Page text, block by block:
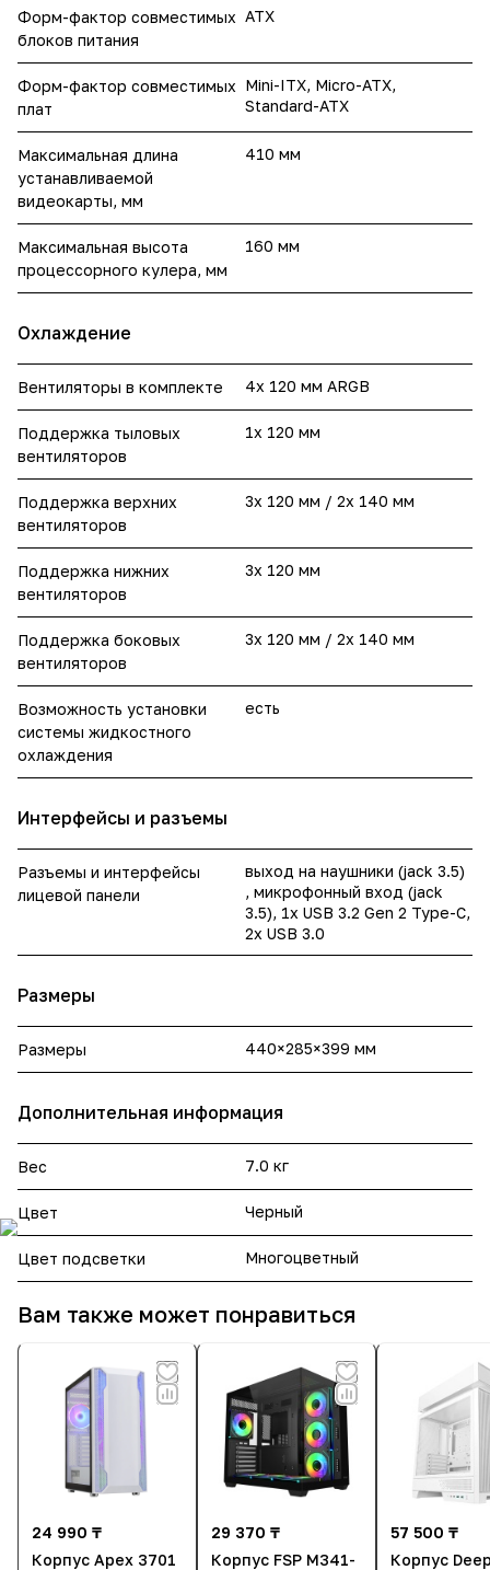
Форм-фактор совместимых
блоков питания
ATX
Форм-фактор совместимых
плат
Mini-ITX, Micro-ATX,
Standard-ATX
Максимальная длина
устанавливаемой
видеокарты, мм
410 мм
Максимальная высота
процессорного кулера, мм
160 мм
Охлаждение
Вентиляторы в комплекте 4x 120 мм ARGB
Поддержка тыловых
вентиляторов
1x 120 мм
Поддержка верхних
вентиляторов
3x 120 мм / 2x 140 мм
Поддержка нижних
вентиляторов
3x 120 мм
Поддержка боковых
вентиляторов
3x 120 мм / 2x 140 мм
Возможность установки
системы жидкостного
охлаждения
есть
Интерфейсы и разъемы
Разъемы и интерфейсы
лицевой панели
выход на наушники (jack 3.5)
, микрофонный вход (jack
3.5), 1x USB 3.2 Gen 2 Type-C,
2x USB 3.0
Размеры
Размеры 440×285×399 мм
Дополнительная информация
Вес 7.0 кг
Цвет Черный
Цвет подсветки Многоцветный
Вам также может понравиться
24 990 ₸
Корпус Apex 3701
29 370 ₸
Корпус FSP M341-
57 500 ₸
Корпус